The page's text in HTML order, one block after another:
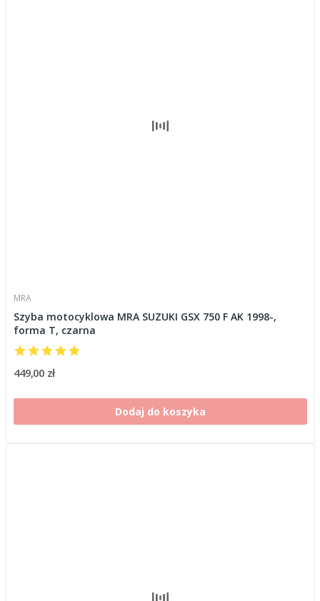
MRA
Szyba motocyklowa MRA SUZUKI GSX 750 F AK 1998-,
forma T, czarna
449,00 zł
Dodaj do koszyka